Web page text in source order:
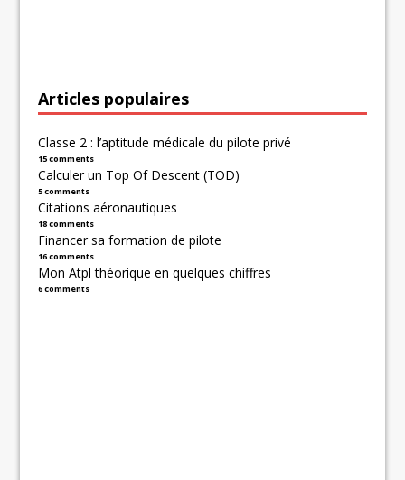
Articles populaires
Classe 2 : l’aptitude médicale du pilote privé
15 comments
Calculer un Top Of Descent (TOD)
5 comments
Citations aéronautiques
18 comments
Financer sa formation de pilote
16 comments
Mon Atpl théorique en quelques chiffres
6 comments